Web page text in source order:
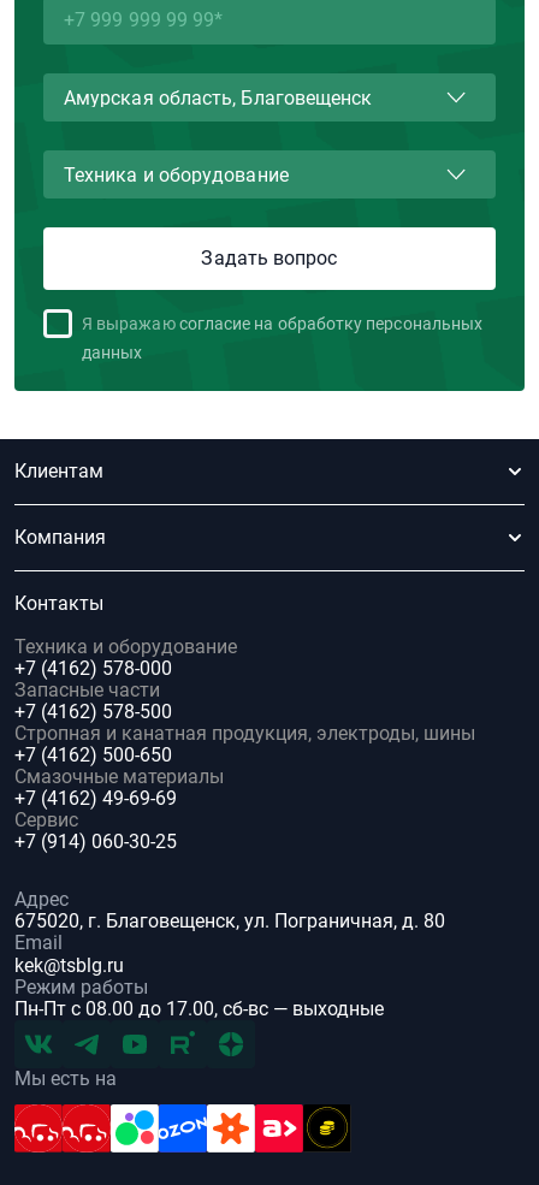
Я выражаю согласие на обработку персональных
данных
Клиентам
Компания
Контакты
Техника и оборудование
+7 (4162) 578-000
Запасные части
+7 (4162) 578-500
Стропная и канатная продукция, электроды, шины
+7 (4162) 500-650
Смазочные материалы
+7 (4162) 49-69-69
Сервис
+7 (914) 060-30-25
Адрес
675020, г. Благовещенск, ул. Пограничная, д. 80
Email
kek@tsblg.ru
Режим работы
Пн-Пт с 08.00 до 17.00, сб-вс — выходные
Мы есть на